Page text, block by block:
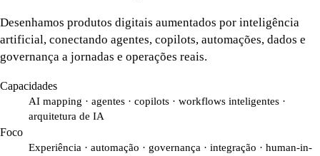
Desenhamos produtos digitais aumentados por inteligência
artificial, conectando agentes, copilots, automações, dados e
governança a jornadas e operações reais.
Capacidades
AI mapping · agentes · copilots · workflows inteligentes ·
arquitetura de IA
Foco
Experiência · automação · governança · integração · human-in-